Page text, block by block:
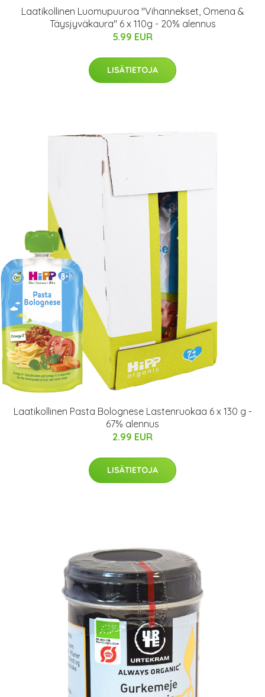
Laatikollinen Luomupuuroa "Vihannekset, Omena &
Täysjyväkaura" 6 x 110g - 20% alennus
5.99 EUR
LISÄTIETOJA
Laatikollinen Pasta Bolognese Lastenruokaa 6 x 130 g -
67% alennus
2.99 EUR
LISÄTIETOJA